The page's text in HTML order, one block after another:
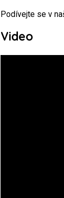
Podívejte se v
Video